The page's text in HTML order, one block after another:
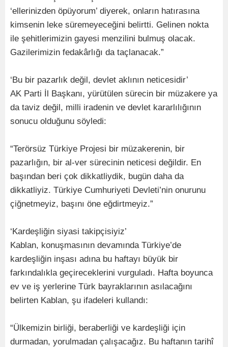
‘ellerinizden öpüyorum’ diyerek, onların hatırasına
kimsenin leke süremeyeceğini belirtti. Gelinen nokta
ile şehitlerimizin gayesi menzilini bulmuş olacak.
Gazilerimizin fedakârlığı da taçlanacak.”
‘Bu bir pazarlık değil, devlet aklının neticesidir’
AK Parti İl Başkanı, yürütülen sürecin bir müzakere ya
da taviz değil, milli iradenin ve devlet kararlılığının
sonucu olduğunu söyledi:
“Terörsüz Türkiye Projesi bir müzakerenin, bir
pazarlığın, bir al-ver sürecinin neticesi değildir. En
başından beri çok dikkatliydik, bugün daha da
dikkatliyiz. Türkiye Cumhuriyeti Devleti’nin onurunu
çiğnetmeyiz, başını öne eğdirtmeyiz.”
‘Kardeşliğin siyasi takipçisiyiz’
Kablan, konuşmasının devamında Türkiye’de
kardeşliğin inşası adına bu haftayı büyük bir
farkındalıkla geçireceklerini vurguladı. Hafta boyunca
ev ve iş yerlerine Türk bayraklarının asılacağını
belirten Kablan, şu ifadeleri kullandı:
“Ülkemizin birliği, beraberliği ve kardeşliği için
durmadan, yorulmadan çalışacağız. Bu haftanın tarihî